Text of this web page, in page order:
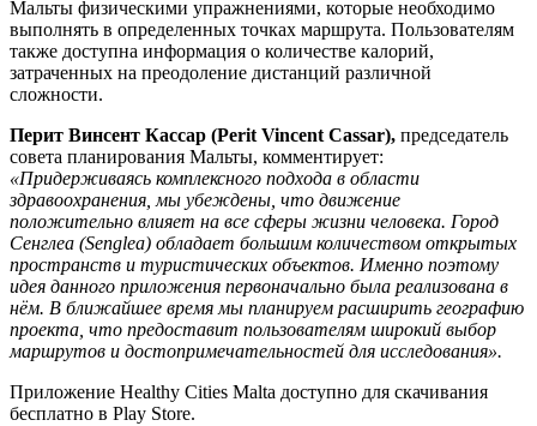
Мальты физическими упражнениями, которые необходимо
выполнять в определенных точках маршрута. Пользователям
также доступна информация о количестве калорий,
затраченных на преодоление дистанций различной
сложности.
Перит Винсент Кассар (Perit Vincent Cassar), председатель
совета планирования Мальты, комментирует:
«Придерживаясь комплексного подхода в области
здравоохранения, мы убеждены, что движение
положительно влияет на все сферы жизни человека. Город
Сенглеа (Senglea) обладает большим количеством открытых
пространств и туристических объектов. Именно поэтому
идея данного приложения первоначально была реализована в
нём. В ближайшее время мы планируем расширить географию
проекта, что предоставит пользователям широкий выбор
маршрутов и достопримечательностей для исследования».
Приложение Healthy Cities Malta доступно для скачивания
бесплатно в Play Store.